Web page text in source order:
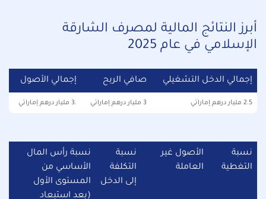
أبرز النتائج المالية لمصرف الشارقة
الإسلامي في عام 2025
إجمالي الدخل التشغيلي صافي الربح إجمالي الأصول
2.5 مليار درهم إماراتي 3 مليار درهم إماراتي .3 مليار درهم إماراتي
نسبة
التغطية
الأصول غير
العاملة
نسبة
التكلفة
إلى الدخل
نسبة رأس المال
الأساسي من
المستوى الأول
(بعد استبعاد